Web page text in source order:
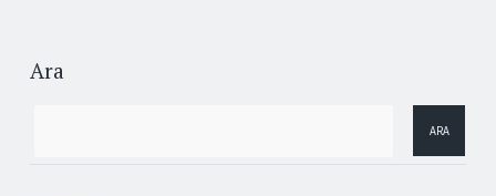
Ara